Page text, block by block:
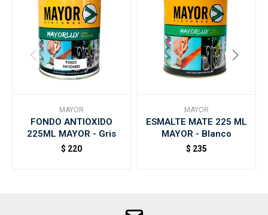
MAYOR
FONDO ANTIOXIDO
225ML MAYOR - Gris
$ 220
MAYOR
ESMALTE MATE 225 ML
MAYOR - Blanco
$ 235